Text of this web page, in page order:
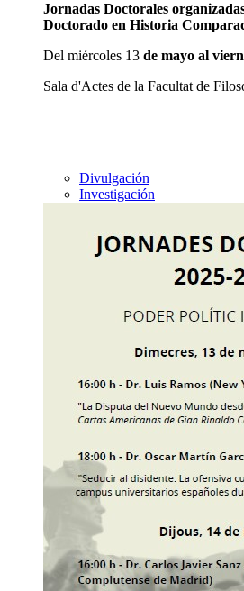
Jornadas Doctorales
Doctorado en Historia
Del miércoles 13 de mayo al
Sala d'Actes de la Facultat de
Divulgación
Investigación